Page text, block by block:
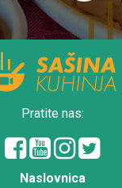
Pratite nas:
Naslovnica